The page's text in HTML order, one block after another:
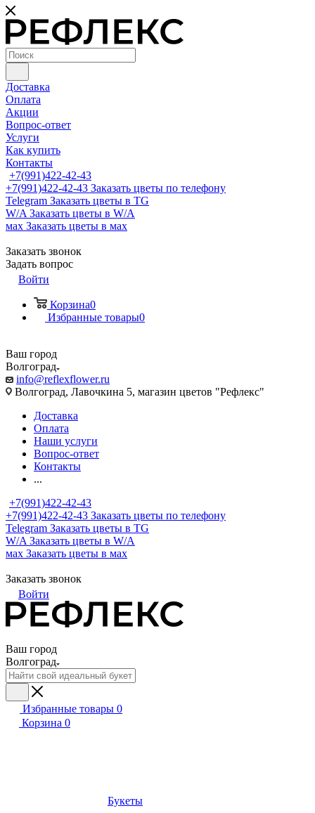
Доставка
Оплата
Акции
Вопрос-ответ
Услуги
Как купить
Контакты
+7(991)422-42-43
+7(991)422-42-43 Заказать цветы по телефону
Telegram Заказать цветы в TG
W/A Заказать цветы в W/A
мах Заказать цветы в мах
Заказать звонок
Задать вопрос
Войти
Корзина0
Избранные товары0
Ваш город
Волгоград
info@reflexflower.ru
Волгоград, Лавочкина 5, магазин цветов "Рефлекс"
Доставка
Оплата
Наши услуги
Вопрос-ответ
Контакты
...
+7(991)422-42-43
+7(991)422-42-43 Заказать цветы по телефону
Telegram Заказать цветы в TG
W/A Заказать цветы в W/A
мах Заказать цветы в мах
Заказать звонок
Войти
Ваш город
Волгоград
Избранные товары 0
Корзина 0
Букеты